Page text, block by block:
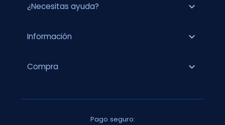
¿Necesitas ayuda? expand_more
Información expand_more
Compra expand_more
Pago seguro: